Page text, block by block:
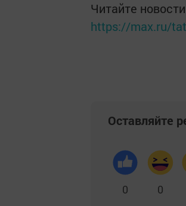
Читайте
https://max.ru/
Оставляйте
0 0